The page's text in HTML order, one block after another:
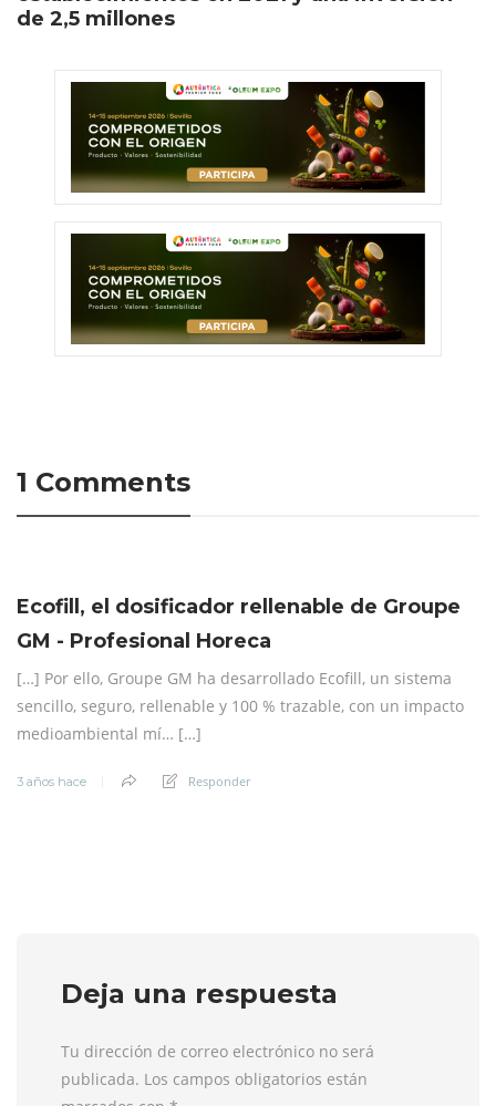
de 2,5 millones
1 Comments
Ecofill, el dosificador rellenable de Groupe
GM - Profesional Horeca
[…] Por ello, Groupe GM ha desarrollado Ecofill, un sistema
sencillo, seguro, rellenable y 100 % trazable, con un impacto
medioambiental mí… […]
3 años hace Responder
Deja una respuesta
Tu dirección de correo electrónico no será
publicada. Los campos obligatorios están